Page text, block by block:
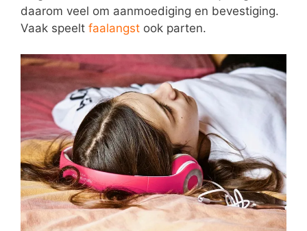
daarom veel om aanmoediging en bevestiging.
Vaak speelt faalangst ook parten.